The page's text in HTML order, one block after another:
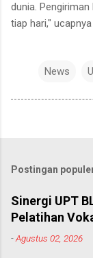
dunia.
tiap hari,"
News
Postingan
Sinergi UPT
Pelatihan
-Agustus 02, 2026